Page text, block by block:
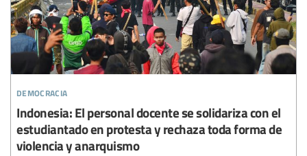
democracia
Indonesia: El personal docente se solidariza con el
estudiantado en protesta y rechaza toda forma de
violencia y anarquismo